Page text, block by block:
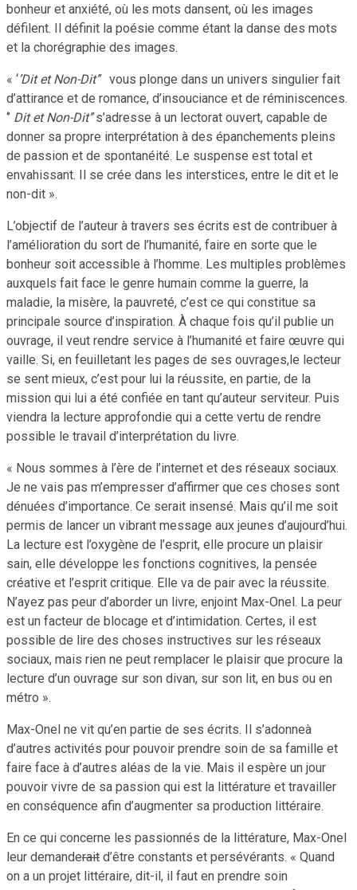
bonheur et anxiété, où les mots dansent, où les images
défilent. Il définit la poésie comme étant la danse des mots
et la chorégraphie des images.
« ‘’Dit et Non-Dit’’vous plonge dans un univers singulier fait
d’attirance et de romance, d’insouciance et de réminiscences.
‘’ Dit et Non-Dit’’s’adresse à un lectorat ouvert, capable de
donner sa propre interprétation à des épanchements pleins
de passion et de spontanéité. Le suspense est total et
envahissant. Il se crée dans les interstices, entre le dit et le
non-dit ».
L’objectif de l’auteur à travers ses écrits est de contribuer à
l’amélioration du sort de l’humanité, faire en sorte que le
bonheur soit accessible à l’homme. Les multiples problèmes
auxquels fait face le genre humain comme la guerre, la
maladie, la misère, la pauvreté, c’est ce qui constitue sa
principale source d’inspiration. À chaque fois qu’il publie un
ouvrage, il veut rendre service à l’humanité et faire œuvre qui
vaille. Si, en feuilletant les pages de ses ouvrages,le lecteur
se sent mieux, c’est pour lui la réussite, en partie, de la
mission qui lui a été confiée en tant qu’auteur serviteur. Puis
viendra la lecture approfondie qui a cette vertu de rendre
possible le travail d’interprétation du livre.
« Nous sommes à l’ère de l’internet et des réseaux sociaux.
Je ne vais pas m’empresser d’affirmer que ces choses sont
dénuées d’importance. Ce serait insensé. Mais qu’il me soit
permis de lancer un vibrant message aux jeunes d’aujourd’hui.
La lecture est l’oxygène de l’esprit, elle procure un plaisir
sain, elle développe les fonctions cognitives, la pensée
créative et l’esprit critique. Elle va de pair avec la réussite.
N’ayez pas peur d’aborder un livre, enjoint Max-Onel. La peur
est un facteur de blocage et d’intimidation. Certes, il est
possible de lire des choses instructives sur les réseaux
sociaux, mais rien ne peut remplacer le plaisir que procure la
lecture d’un ouvrage sur son divan, sur son lit, en bus ou en
métro ».
Max-Onel ne vit qu’en partie de ses écrits. Il s’adonneà
d’autres activités pour pouvoir prendre soin de sa famille et
faire face à d’autres aléas de la vie. Mais il espère un jour
pouvoir vivre de sa passion qui est la littérature et travailler
en conséquence afin d’augmenter sa production littéraire.
En ce qui concerne les passionnés de la littérature, Max-Onel
leur demanderait d’être constants et persévérants. « Quand
on a un projet littéraire, dit-il, il faut en prendre soin